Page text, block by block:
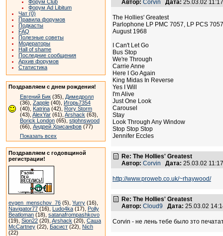
Форум Club
Форум Ad Libitum
Чат (0)
Правила форумов
Подкасты
FAQ
Полезные советы
Модераторы
Hall of shame
Последние сообщения
Архив форумов
Статистика
Поздравляем с днем рождения!
Евгений Бик (35), Димедролл
(36), Zapple (40), Игорь7354
(40), Katrina (42), Rory Storm
(43), AlexYar (61), Arshack (63),
Borick London (65), stjohnswood
(66), Андрей Хрисанфов (77)
Показать всех
Поздравляем с годовщиной
регистрации!
evgen_menschov_76 (5), Yurry (16),
Navigator77 (16), Ludo4ka (17), Polly
Beatloman (18), satanafrompashkovo
(19), Sion22 (20), Arshack (20), Саша
McCartney (22), Басист (22), Nich
(22)
Автор: Corvin Дата: 25.03.02
The Hollies' Greatest
Parlophone LP PMC 7057, LP PCS
August 1968
I Can't Let Go
Bus Stop
We're Through
Carrie Anne
Here I Go Again
King Midas In Reverse
Yes I Will
I'm Alive
Just One Look
Carousel
Stay
Look Through Any Window
Stop Stop Stop
Jennifer Eccles
Re: The Hollies' Greatest
Автор: Corvin Дата: 25.03.02
http://www.proweb.co.uk/~rhaywood/
Re: The Hollies' Greatest
Автор: Cloud9 Дата: 25.03.02
Corvin - не лень тебе было зто